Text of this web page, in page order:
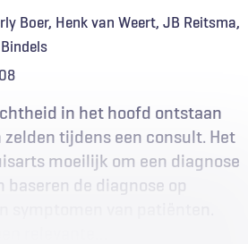
Boer Henk van Weert JB Reitsma
in het hoofd ontstaan
zelden tijdens een consult. Het
moeilijk om een diagnose
de diagnose op
symptomen van patiënten.
relevante…